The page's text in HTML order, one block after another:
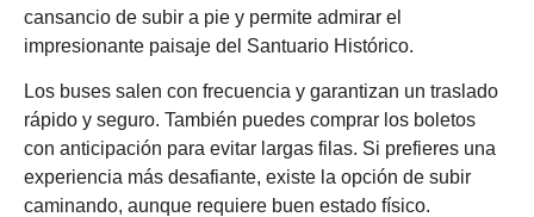
cansancio de subir a pie y permite admirar el
impresionante paisaje del Santuario Histórico.
Los buses salen con frecuencia y garantizan un traslado
rápido y seguro. También puedes comprar los boletos
con anticipación para evitar largas filas. Si prefieres una
experiencia más desafiante, existe la opción de subir
caminando, aunque requiere buen estado físico.